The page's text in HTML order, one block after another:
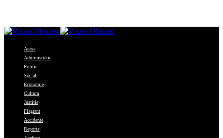
Acasa
Administratie
Politic
Social
Economie
Cultura
Justitie
Flagrant
Accidente
Reportaj